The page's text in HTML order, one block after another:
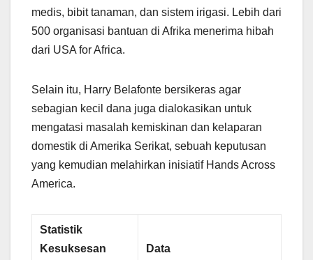
medis, bibit tanaman, dan sistem irigasi. Lebih dari
500 organisasi bantuan di Afrika menerima hibah
dari USA for Africa.
Selain itu, Harry Belafonte bersikeras agar
sebagian kecil dana juga dialokasikan untuk
mengatasi masalah kemiskinan dan kelaparan
domestik di Amerika Serikat, sebuah keputusan
yang kemudian melahirkan inisiatif Hands Across
America.
Statistik
Kesuksesan
Data